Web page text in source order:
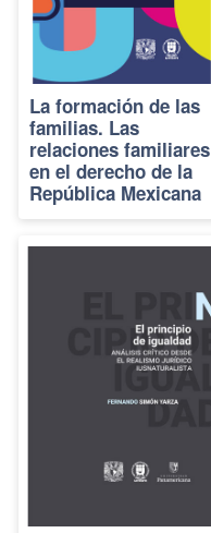
La formación de las
familias. Las
relaciones familiares
en el derecho de la
República Mexicana